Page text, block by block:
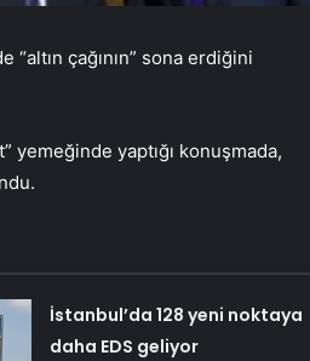
çağının” sona erdiğini
yemeğinde yaptığı konuşmada,
İstanbul’da 128 yeni noktaya
daha EDS geliyor